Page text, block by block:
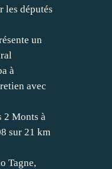
les députés
un
à
avec
2 Monts à
sur 21 km
Tagne,